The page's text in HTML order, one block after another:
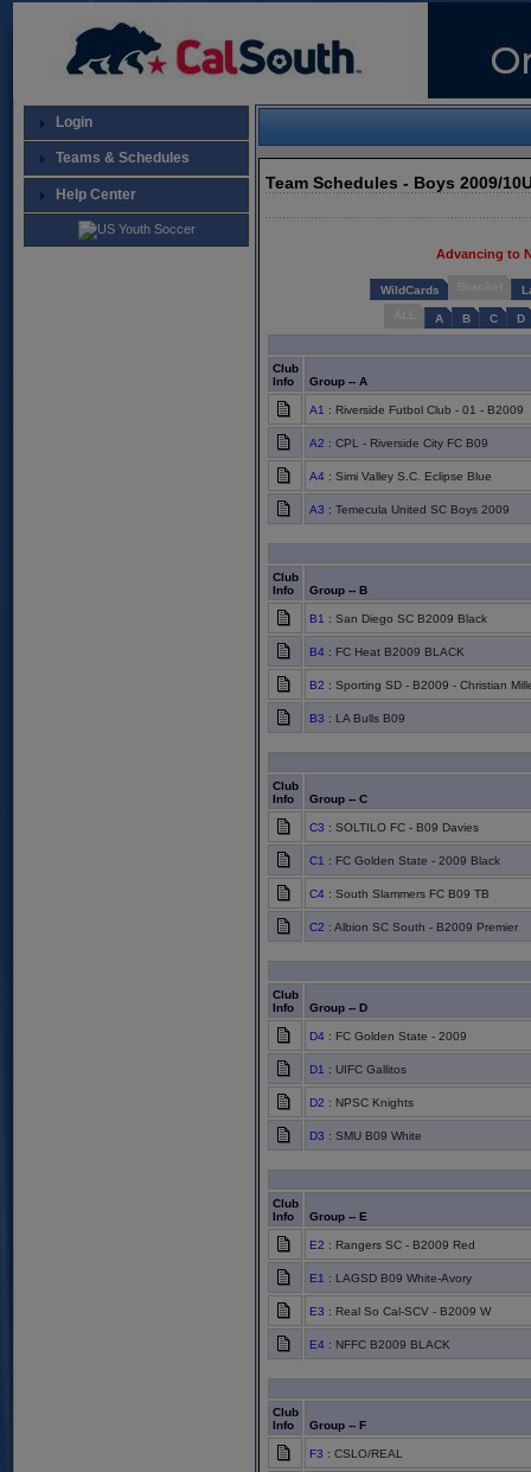
Login
Teams & Schedules
Help Center
Team Schedules - Boys 2009/
Advancing to
WildCards
A B C D
Club
Info
Group -- A
A1 : Riverside Futbol Club - 01 - B2009
A2 : CPL - Riverside City FC B09
A4 : Simi Valley S.C. Eclipse Blue
A3 : Temecula United SC Boys 2009
Club
Info
Group -- B
B1 : San Diego SC B2009 Black
B4 : FC Heat B2009 BLACK
B2 : Sporting SD - B2009 - Christian
B3 : LA Bulls B09
Club
Info
Group -- C
C3 : SOLTILO FC - B09 Davies
C1 : FC Golden State - 2009 Black
C4 : South Slammers FC B09 TB
C2 : Albion SC South - B2009 Premier
Club
Info
Group -- D
D4 : FC Golden State - 2009
D1 : UIFC Gallitos
D2 : NPSC Knights
D3 : SMU B09 White
Club
Info
Group -- E
E2 : Rangers SC - B2009 Red
E1 : LAGSD B09 White-Avory
E3 : Real So Cal-SCV - B2009 W
E4 : NFFC B2009 BLACK
Club
Info
Group -- F
F3 : CSLO/REAL